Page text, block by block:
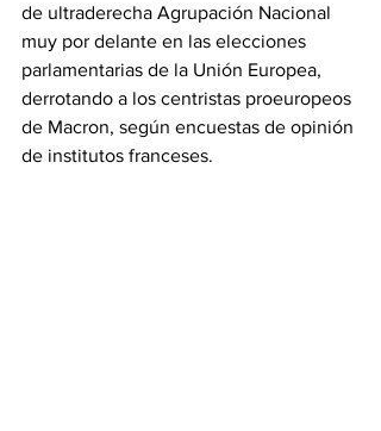
de ultraderecha Agrupación Nacional
muy por delante en las elecciones
parlamentarias de la Unión Europea,
derrotando a los centristas proeuropeos
de Macron, según encuestas de opinión
de institutos franceses.